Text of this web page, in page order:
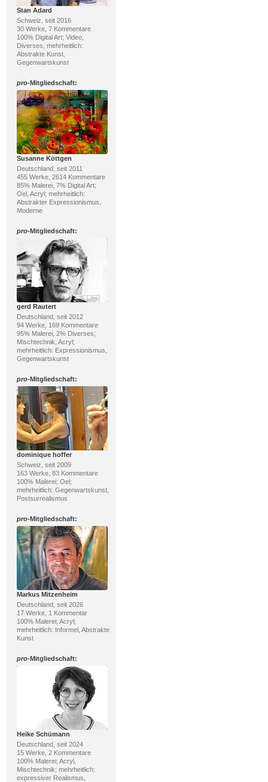
Stan Adard
Schweiz, seit 2016
30 Werke, 7 Kommentare
100% Digital Art; Video,
Diverses; mehrheitlich:
Abstrakte Kunst,
Gegenwartskunst
pro-Mitgliedschaft:
Susanne Köttgen
Deutschland, seit 2011
455 Werke, 2614 Kommentare
85% Malerei, 7% Digital Art;
Oel, Acryl; mehrheitlich:
Abstrakter Expressionismus,
Moderne
pro-Mitgliedschaft:
gerd Rautert
Deutschland, seit 2012
94 Werke, 169 Kommentare
95% Malerei, 2% Diverses;
Mischtechnik, Acryl;
mehrheitlich: Expressionismus,
Gegenwartskunst
pro-Mitgliedschaft:
dominique hoffer
Schweiz, seit 2009
163 Werke, 83 Kommentare
100% Malerei; Oel;
mehrheitlich: Gegenwartskunst,
Postsurrealismus
pro-Mitgliedschaft:
Markus Mitzenheim
Deutschland, seit 2026
17 Werke, 1 Kommentar
100% Malerei; Acryl;
mehrheitlich: Informel, Abstrakte
Kunst
pro-Mitgliedschaft:
Heike Schümann
Deutschland, seit 2024
15 Werke, 2 Kommentare
100% Malerei; Acryl,
Mischtechnik; mehrheitlich:
expressiver Realismus,